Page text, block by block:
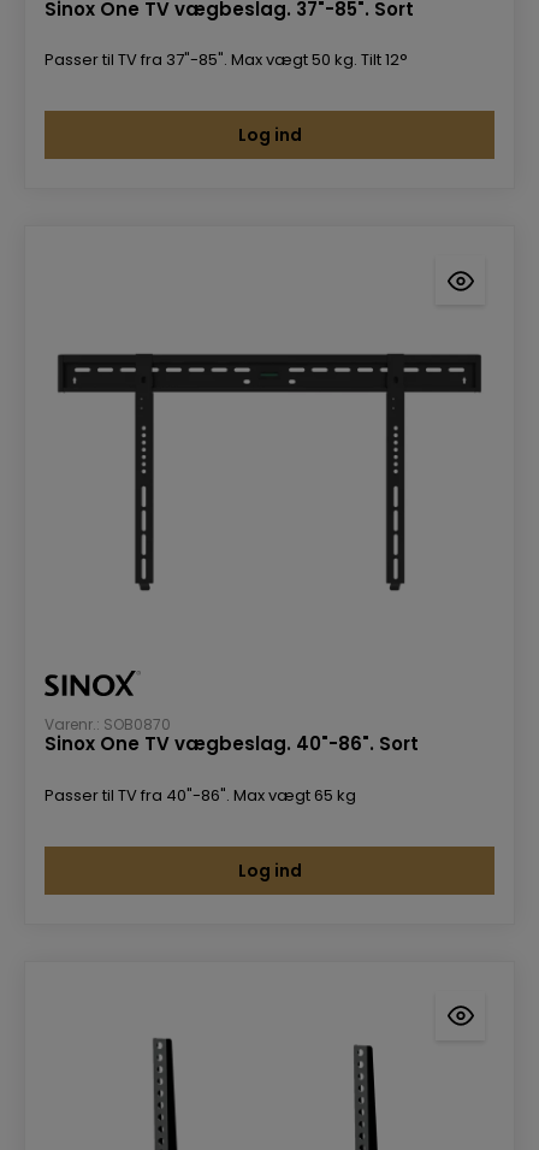
Sinox One TV vægbeslag. 37"-85". Sort
Passer til TV fra 37"-85". Max vægt 50 kg. Tilt 12°
Log ind
Varenr.: SOB0870
Sinox One TV vægbeslag. 40"-86". Sort
Passer til TV fra 40"-86". Max vægt 65 kg
Log ind